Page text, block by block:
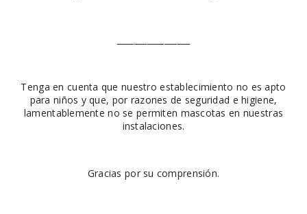
Tenga en cuenta que nuestro establecimiento no es apto
para niños y que, por razones de seguridad e higiene,
lamentablemente no se permiten mascotas en nuestras
instalaciones.
Gracias por su comprensión.